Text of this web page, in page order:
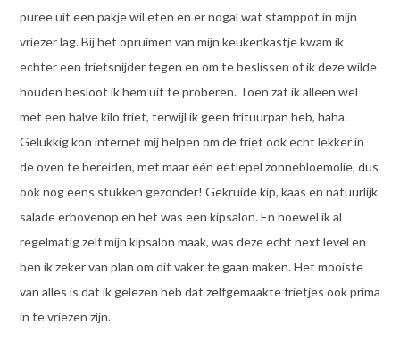
puree uit een pakje wil eten en er nogal wat stamppot in mijn
vriezer lag. Bij het opruimen van mijn keukenkastje kwam ik
echter een frietsnijder tegen en om te beslissen of ik deze wilde
houden besloot ik hem uit te proberen. Toen zat ik alleen wel
met een halve kilo friet, terwijl ik geen frituurpan heb, haha.
Gelukkig kon internet mij helpen om de friet ook echt lekker in
de oven te bereiden, met maar één eetlepel zonnebloemolie, dus
ook nog eens stukken gezonder! Gekruide kip, kaas en natuurlijk
salade erbovenop en het was een kipsalon. En hoewel ik al
regelmatig zelf mijn kipsalon maak, was deze echt next level en
ben ik zeker van plan om dit vaker te gaan maken. Het mooiste
van alles is dat ik gelezen heb dat zelfgemaakte frietjes ook prima
in te vriezen zijn.